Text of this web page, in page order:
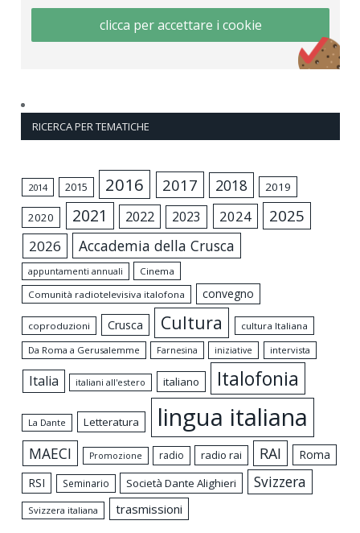
clicca per accettare i cookie
RICERCA PER TEMATICHE
2014 2015 2016 2017 2018 2019
2020 2021 2022 2023 2024 2025
2026 Accademia della Crusca
appuntamenti annuali
Cinema
Comunità radiotelevisiva italofona
convegno
coproduzioni Crusca Cultura
cultura Italiana
Da Roma a Gerusalemme
Farnesina iniziative intervista
Italia italiani all'estero italiano Italofonia
La Dante Letteratura lingua italiana
MAECI Promozione radio radio rai RAI
Roma
RSI
Seminario Società Dante Alighieri Svizzera
Svizzera italiana trasmissioni